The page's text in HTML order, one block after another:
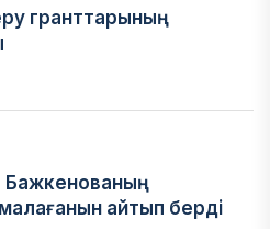
гранттарының
Бажкенованың
айтып берді